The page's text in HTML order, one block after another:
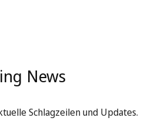
News
Schlagzeilen und Updates.